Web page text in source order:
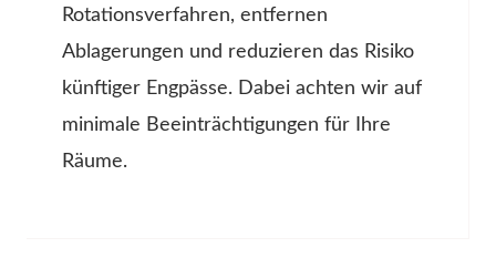
Rotationsverfahren, entfernen
Ablagerungen und reduzieren das Risiko
künftiger Engpässe. Dabei achten wir auf
minimale Beeinträchtigungen für Ihre
Räume.